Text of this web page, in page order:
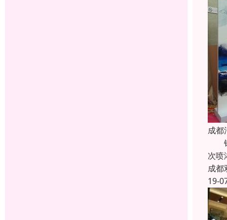
成都
锌
次喷
成都
19-